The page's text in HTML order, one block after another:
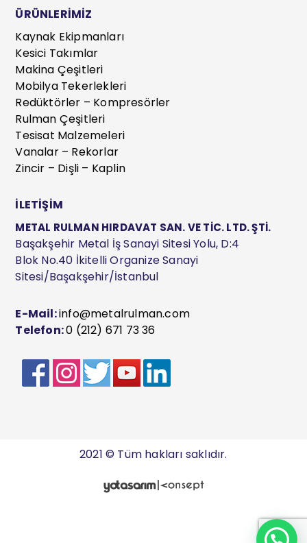
ÜRÜNLERİMİZ
Kaynak Ekipmanları
Kesici Takımlar
Makina Çeşitleri
Mobilya Tekerlekleri
Redüktörler – Kompresörler
Rulman Çeşitleri
Tesisat Malzemeleri
Vanalar – Rekorlar
Zincir – Dişli – Kaplin
İLETİŞİM
METAL RULMAN HIRDAVAT SAN. VE TİC. LTD. ŞTİ.
Başakşehir Metal İş Sanayi Sitesi Yolu, D:4
Blok No.40 İkitelli Organize Sanayi
Sitesi/Başakşehir/İstanbul
E-Mail:info@metalrulman.com
Telefon:0 (212) 671 73 36
2021 © Tüm hakları saklıdır.